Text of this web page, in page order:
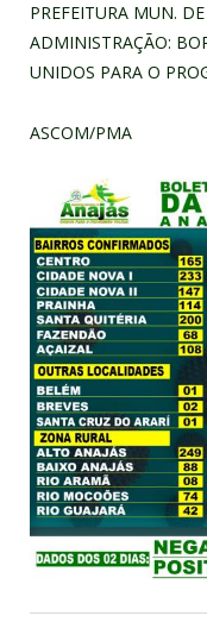
PREFEITURA MUN. DE
ADMINISTRAÇÃO:
UNIDOS PARA O
ASCOM/PMA